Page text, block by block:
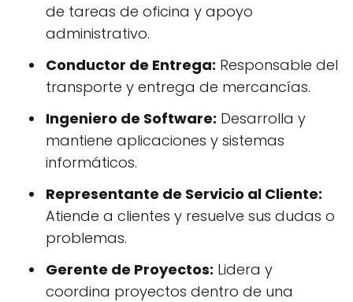
de tareas de oficina y apoyo
administrativo.
Conductor de Entrega: Responsable del
transporte y entrega de mercancías.
Ingeniero de Software: Desarrolla y
mantiene aplicaciones y sistemas
informáticos.
Representante de Servicio al Cliente:
Atiende a clientes y resuelve sus dudas o
problemas.
Gerente de Proyectos: Lidera y
coordina proyectos dentro de una